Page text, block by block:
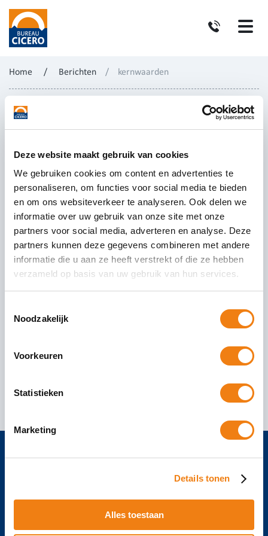
Deze website maakt gebruik van cookies
We gebruiken cookies om content en advertenties te
personaliseren, om functies voor social media te bieden
en om ons websiteverkeer te analyseren. Ook delen we
informatie over uw gebruik van onze site met onze
partners voor social media, adverteren en analyse. Deze
partners kunnen deze gegevens combineren met andere
informatie die u aan ze heeft verstrekt of die ze hebben
verzameld op basis van uw gebruik van hun services.
Noodzakelijk
Voorkeuren
Statistieken
Marketing
Details tonen
Alles toestaan
Home / Berichten / kernwaarden
Blog: Welkom bij Bureau Cicero!
Bureau Cicero bestaat uit een groep inspecteurs
SNF, Bovib, enz. Onze inspecteurs
12 november 2018
Privacyverklaring